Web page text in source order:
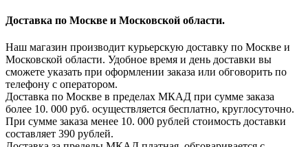
Доставка по Москве и Московской области.
Наш магазин производит курьерскую доставку по Москве и
Московской области. Удобное время и день доставки вы
сможете указать при оформлении заказа или обговорить по
телефону с оператором.
Доставка по Москве в пределах МКАД при сумме заказа
более 10. 000 руб. осуществляется бесплатно, круглосуточно.
При сумме заказа менее 10. 000 рублей стоимость доставки
составляет 390 рублей.